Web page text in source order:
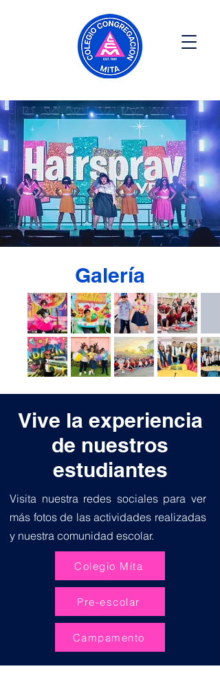
Galería
Vive la experiencia
de nuestros
estudiantes
Visita nuestra redes sociales para ver
más fotos de las actividades realizadas
y nuestra comunidad escolar.
Colegio Mita
Pre-escolar
Campamento